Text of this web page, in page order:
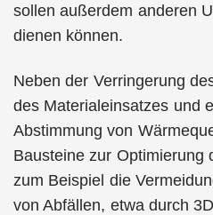
sollen außerdem anderen
dienen können.
Neben der Verringerung
des Materialeinsatzes und
Abstimmung von
Bausteine zur Optimierung
zum Beispiel die
von Abfällen, etwa durch